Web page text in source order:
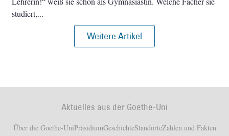
studiert,
Weitere Artikel
Aktuelles aus der Goethe-Uni
Über die Goethe-UniPräsidiumGeschichteStandorteZahlen und Fakten